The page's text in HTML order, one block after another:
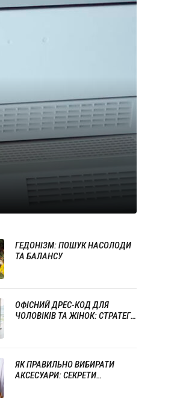
ГЕДОНІЗМ: ПОШУК НАСОЛОДИ
ТА БАЛАНСУ
ОФІСНИЙ ДРЕС-КОД ДЛЯ
ЧОЛОВІКІВ ТА ЖІНОК: СТРАТЕГІЇ
ЯК ПРАВИЛЬНО ВИБИРАТИ
АКСЕСУАРИ: СЕКРЕТИ